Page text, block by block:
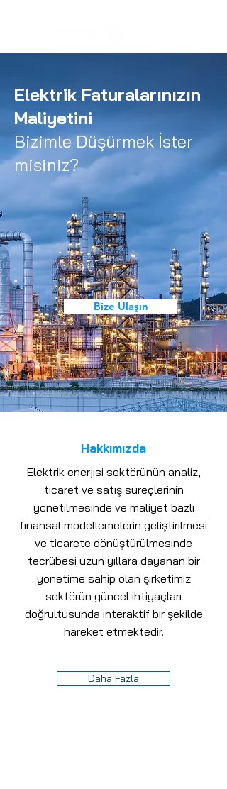
Elektrik Faturalarınızın
Maliyetini
Bizimle Düşürmek İster
misiniz?
Bize Ulaşın
Hakkımızda
Elektrik enerjisi sektörünün analiz,
ticaret ve satış süreçlerinin
yönetilmesinde ve maliyet bazlı
finansal modellemelerin geliştirilmesi
ve ticarete dönüştürülmesinde
tecrübesi uzun yıllara dayanan bir
yönetime sahip olan şirketimiz
sektörün güncel ihtiyaçları
doğrultusunda interaktif bir şekilde
hareket etmektedir.
Daha Fazla